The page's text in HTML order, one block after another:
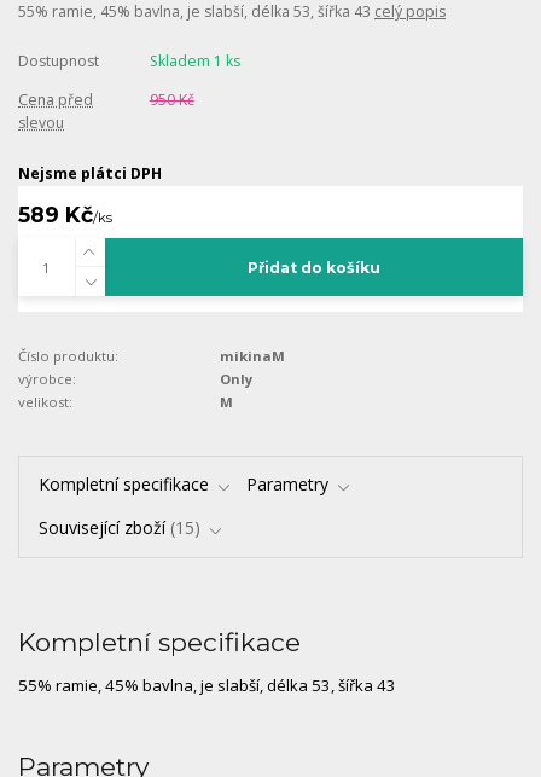
55% ramie, 45% bavlna, je slabší, délka 53, šířka 43 celý popis
Dostupnost
Skladem 1 ks
Cena před
slevou
950 Kč
Nejsme plátci DPH
589 Kč/ks
Přidat do košíku
Číslo produktu:
mikinaM
výrobce:
Only
velikost:
M
Kompletní specifikace
Parametry
Související zboží 15
Kompletní specifikace
55% ramie, 45% bavlna, je slabší, délka 53, šířka 43
Parametry